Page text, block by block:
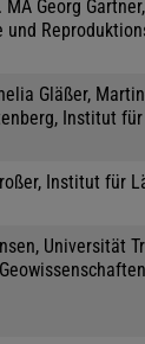
MA Georg
und
Gläßer,
Institut für
Institut für
Universität